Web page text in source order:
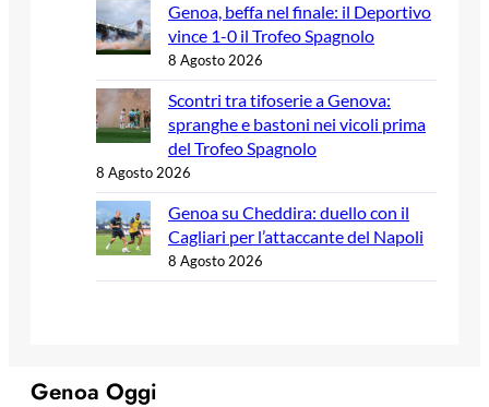
Genoa, beffa nel finale: il Deportivo
vince 1-0 il Trofeo Spagnolo
8 Agosto 2026
Scontri tra tifoserie a Genova:
spranghe e bastoni nei vicoli prima
del Trofeo Spagnolo
8 Agosto 2026
Genoa su Cheddira: duello con il
Cagliari per l’attaccante del Napoli
8 Agosto 2026
Genoa Oggi